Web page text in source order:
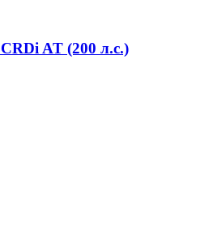
AT (200 л.с.)